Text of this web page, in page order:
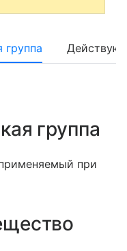
группа
группа
при